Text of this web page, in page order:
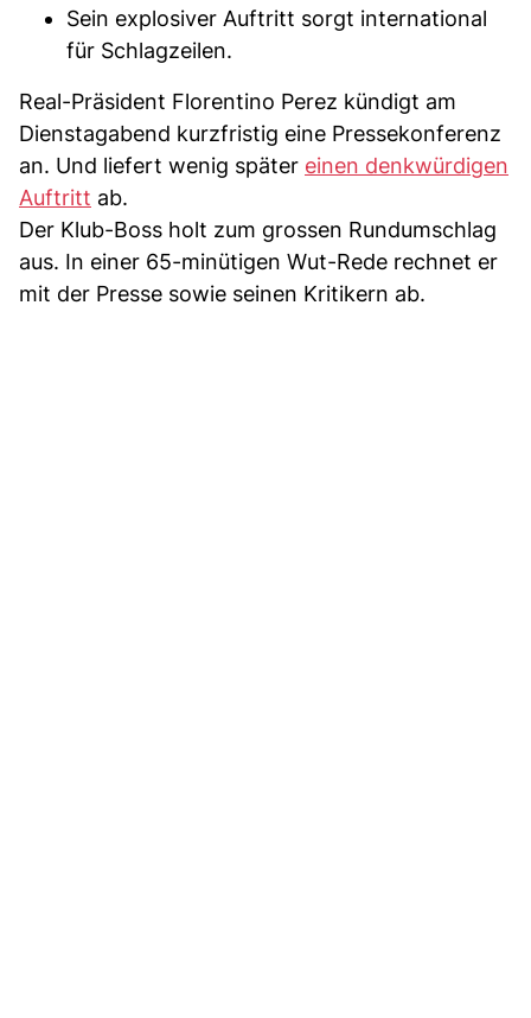
Sein explosiver Auftritt sorgt international
für Schlagzeilen.
Real-Präsident Florentino Perez kündigt am
Dienstagabend kurzfristig eine Pressekonferenz
an. Und liefert wenig später einen denkwürdigen
Auftritt ab.
Der Klub-Boss holt zum grossen Rundumschlag
aus. In einer 65-minütigen Wut-Rede rechnet er
mit der Presse sowie seinen Kritikern ab.